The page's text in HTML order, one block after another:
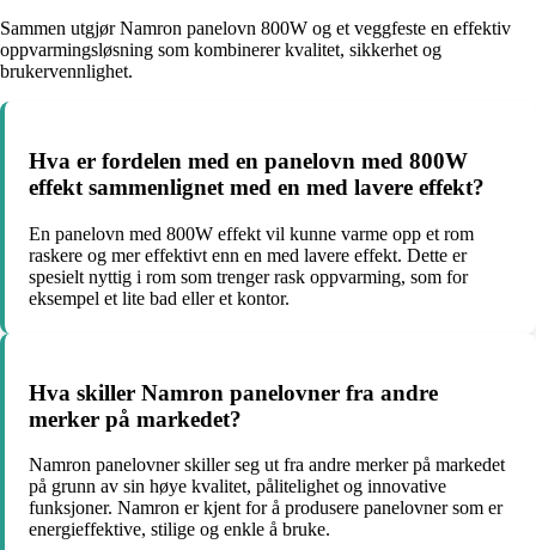
Sammen utgjør Namron panelovn 800W og et veggfeste en effektiv
oppvarmingsløsning som kombinerer kvalitet, sikkerhet og
brukervennlighet.
Hva er fordelen med en panelovn med 800W
effekt sammenlignet med en med lavere effekt?
En panelovn med 800W effekt vil kunne varme opp et rom
raskere og mer effektivt enn en med lavere effekt. Dette er
spesielt nyttig i rom som trenger rask oppvarming, som for
eksempel et lite bad eller et kontor.
Hva skiller Namron panelovner fra andre
merker på markedet?
Namron panelovner skiller seg ut fra andre merker på markedet
på grunn av sin høye kvalitet, pålitelighet og innovative
funksjoner. Namron er kjent for å produsere panelovner som er
energieffektive, stilige og enkle å bruke.